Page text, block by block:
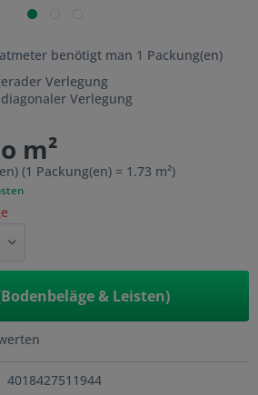
benötigt man 1 Packung(en)
Verlegung
Verlegung
m²
(1 Packung(en) = 1.73 m²)
& Leisten)
4018427511944